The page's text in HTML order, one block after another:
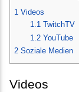
1 Videos
1.1 TwitchTV
1.2 YouTube
2 Soziale Medien
Videos